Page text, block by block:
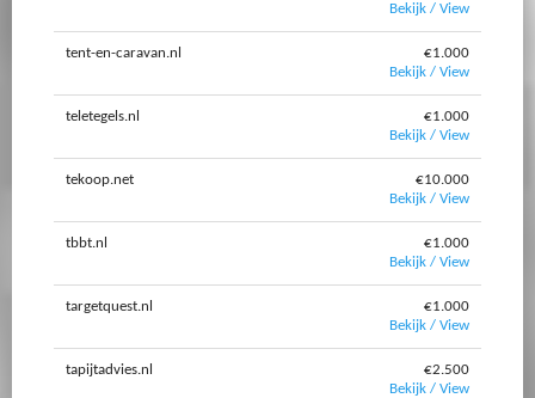
Bekijk / View
tent-en-caravan.nl
€1.000
Bekijk / View
teletegels.nl
€1.000
Bekijk / View
tekoop.net
€10.000
Bekijk / View
tbbt.nl
€1.000
Bekijk / View
targetquest.nl
€1.000
Bekijk / View
tapijtadvies.nl
€2.500
Bekijk / View